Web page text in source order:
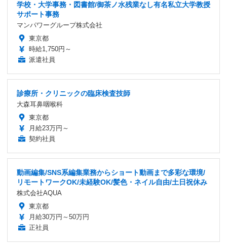
学校・大学事務・図書館/御茶ノ水残業なし有名私立大学教授
サポート事務
マンパワーグループ株式会社
東京都
時給1,750円～
派遣社員
診療所・クリニックの臨床検査技師
大森耳鼻咽喉科
東京都
月給23万円～
契約社員
動画編集/SNS系編集業務からショート動画まで多彩な環境/
リモートワークOK/未経験OK/髪色・ネイル自由/土日祝休み
株式会社AQUA
東京都
月給30万円～50万円
正社員